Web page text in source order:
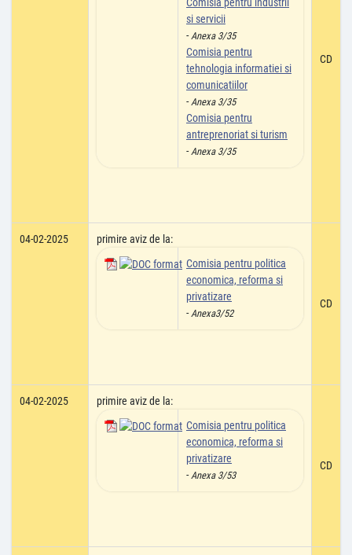
si servicii
-Anexa 3/35
Comisia pentru
tehnologia informatiei si
comunicatiilor
-Anexa 3/35
Comisia pentru
antreprenoriat si turism
-Anexa 3/35
CD
04-02-2025
primire aviz de la:
Comisia pentru politica
economica, reforma si
privatizare
-Anexa3/52
CD
04-02-2025
primire aviz de la:
Comisia pentru politica
economica, reforma si
privatizare
-Anexa 3/53
CD